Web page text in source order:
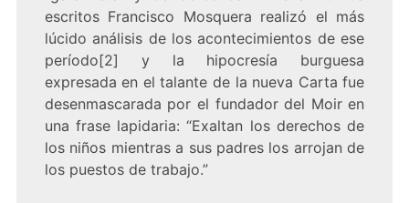
escritos Francisco Mosquera realizó el más
lúcido análisis de los acontecimientos de ese
período[2] y la hipocresía burguesa
expresada en el talante de la nueva Carta fue
desenmascarada por el fundador del Moir en
una frase lapidaria: “Exaltan los derechos de
los niños mientras a sus padres los arrojan de
los puestos de trabajo.”